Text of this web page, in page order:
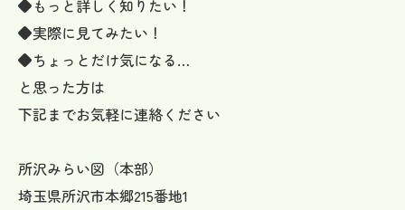
◆もっと詳しく知りたい！
◆実際に見てみたい！
◆ちょっとだけ気になる…
と思った方は
下記までお気軽に連絡ください
所沢みらい図（本部）
埼玉県所沢市本郷215番地1